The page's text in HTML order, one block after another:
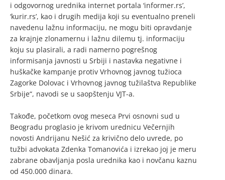
i odgovornog urednika internet portala ‘informer.rs’,
‘kurir.rs’, kao i drugih medija koji su eventualno preneli
navedenu lažnu informaciju, ne mogu biti opravdanje
za krajnje zlonamernu i lažnu dilemu tj. informaciju
koju su plasirali, a radi namerno pogrešnog
informisanja javnosti u Srbiji i nastavka negativne i
huškačke kampanje protiv Vrhovnog javnog tužioca
Zagorke Dolovac i Vrhovnog javnog tužilaštva Republike
Srbije“, navodi se u saopštenju VJT-a.
Takođe, početkom ovog meseca Prvi osnovni sud u
Beogradu proglasio je krivom urednicu Večernjih
novosti Andrijanu Nešić za krivično delo uvrede, po
tužbi advokata Zdenka Tomanovića i izrekao joj je meru
zabrane obavljanja posla urednika kao i novčanu kaznu
od 450.000 dinara.